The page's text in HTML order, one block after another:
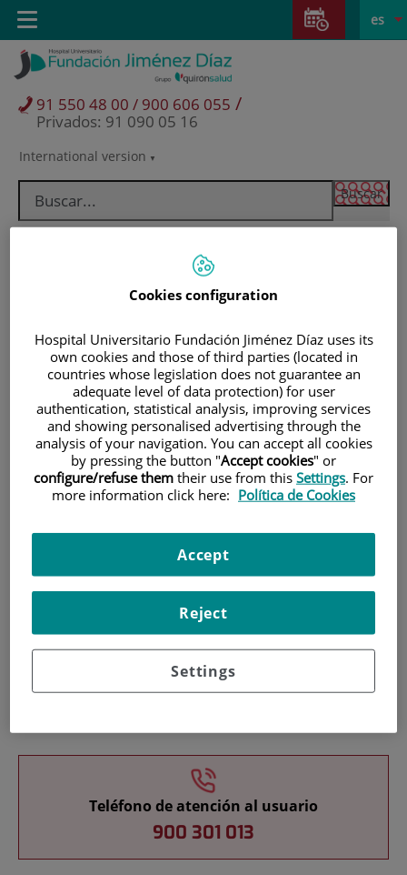
Saltar al contenido
Saltar
contenido
Selector
idioma
activo
es
International version
91 550 48 00 / 900 606 055 /
Privados: 91 090 05 16
Toggle
navigation
Pacientes y visitantes
Investigación
Teléfono de atención al usuario
900 301 013
Cookies configuration
Hospital Universitario Fundación Jiménez Díaz uses its
own cookies and those of third parties (located in
countries whose legislation does not guarantee an
adequate level of data protection) for user
authentication, statistical analysis, improving services
and showing personalised advertising through the
analysis of your navigation. You can accept all cookies
by pressing the button "Accept cookies" or
configure/refuse them their use from this Settings. For
more information click here: Política de Cookies
Settings
Reject
Accept